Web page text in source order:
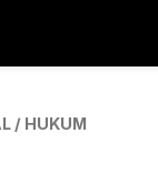
/ HUKUM